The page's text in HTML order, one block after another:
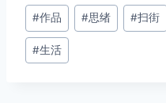
文
章
标
#作品 #思绪 #扫街
#生活